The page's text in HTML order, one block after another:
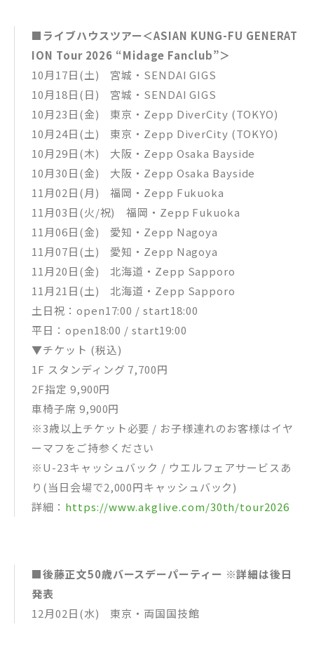
■ライブハウスツアー＜ASIAN KUNG-FU GENERAT
ION Tour 2026 “Midage Fanclub”＞
10月17日(土) 宮城・SENDAI GIGS
10月18日(日) 宮城・SENDAI GIGS
10月23日(金) 東京・Zepp DiverCity (TOKYO)
10月24日(土) 東京・Zepp DiverCity (TOKYO)
10月29日(木) 大阪・Zepp Osaka Bayside
10月30日(金) 大阪・Zepp Osaka Bayside
11月02日(月) 福岡・Zepp Fukuoka
11月03日(火/祝) 福岡・Zepp Fukuoka
11月06日(金) 愛知・Zepp Nagoya
11月07日(土) 愛知・Zepp Nagoya
11月20日(金) 北海道・Zepp Sapporo
11月21日(土) 北海道・Zepp Sapporo
土日祝：open17:00 / start18:00
平日：open18:00 / start19:00
▼チケット (税込)
1F スタンディング 7,700円
2F指定 9,900円
車椅子席 9,900円
※3歳以上チケット必要 / お子様連れのお客様はイヤ
ーマフをご持参ください
※U-23キャッシュバック / ウエルフェアサービスあ
り(当日会場で2,000円キャッシュバック)
詳細： https://www.akglive.com/30th/tour2026
■後藤正文50歳バースデーパーティー ※詳細は後日
発表
12月02日(水) 東京・両国国技館